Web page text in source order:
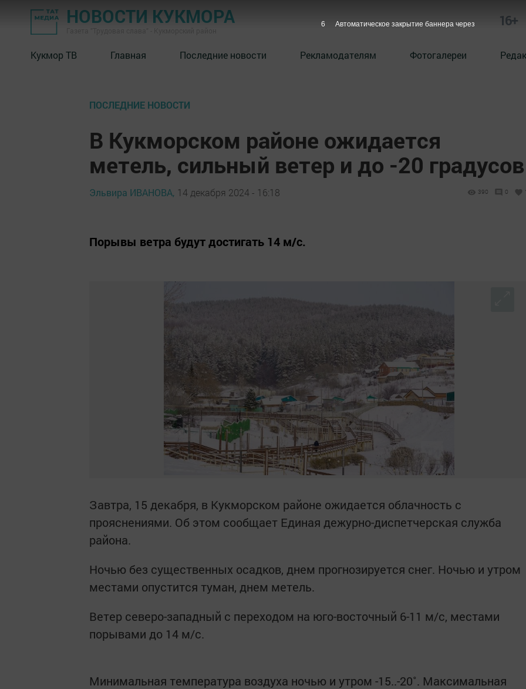
НОВОСТИ КУКМОРА 16+
Кукмор ТВ Главная Последние новости Рекламодателям Фотогалереи
ПОСЛЕДНИЕ НОВОСТИ
В Кукморском районе ожидается
метель, сильный ветер и до -20 градусов
Эльвира ИВАНОВА, 14 декабря 2024 - 16:18 390 0
Порывы ветра будут достигать 14 м/с.
Завтра, 15 декабря, в Кукморском районе ожидается облачность с
прояснениями. Об этом сообщает Единая дежурно-диспетчерская служба
района.
Ночью без существенных осадков, днем прогнозируется снег. Ночью и утром
местами опустится туман, днем метель.
Ветер северо-западный с переходом на юго-восточный 6-11 м/с, местами
порывами до 14 м/с.
Минимальная температура воздуха ночью и утром -15..-20˚. Максимальная
5 Автоматическое закрытие баннера через